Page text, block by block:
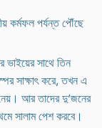
কর্মফল পর্যন্ত পৌঁছে
সাথে তিন
সাক্ষাৎ করে, তখন এ
আর তাদের দু’জনের
সালাম পেশ করবে।